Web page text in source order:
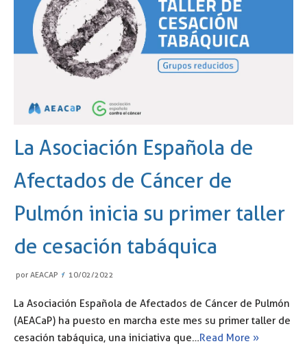
La Asociación Española de
Afectados de Cáncer de
Pulmón inicia su primer taller
de cesación tabáquica
por AEACAP 10/02/2022
La Asociación Española de Afectados de Cáncer de Pulmón
(AEACaP) ha puesto en marcha este mes su primer taller de
cesación tabáquica, una iniciativa que…Read More »